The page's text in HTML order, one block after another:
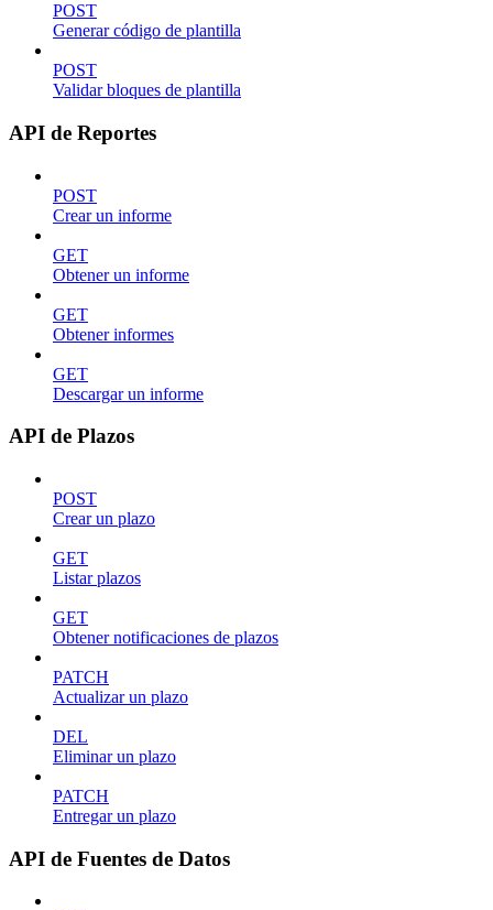
POST
Generar código de plantilla
POST
Validar bloques de plantilla
API de Reportes
POST
Crear un informe
GET
Obtener un informe
GET
Obtener informes
GET
Descargar un informe
API de Plazos
POST
Crear un plazo
GET
Listar plazos
GET
Obtener notificaciones de plazos
PATCH
Actualizar un plazo
DEL
Eliminar un plazo
PATCH
Entregar un plazo
API de Fuentes de Datos